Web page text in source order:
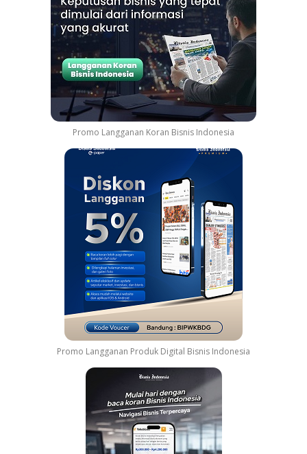
Promo Langganan Koran Bisnis Indonesia
Promo Langganan Produk Digital Bisnis Indonesia